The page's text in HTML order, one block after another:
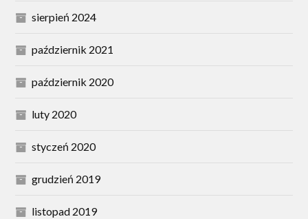
sierpień 2024
październik 2021
październik 2020
luty 2020
styczeń 2020
grudzień 2019
listopad 2019